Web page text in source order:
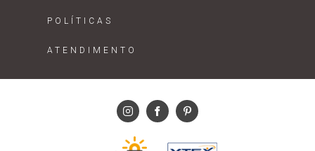
POLÍTICAS
ATENDIMENTO